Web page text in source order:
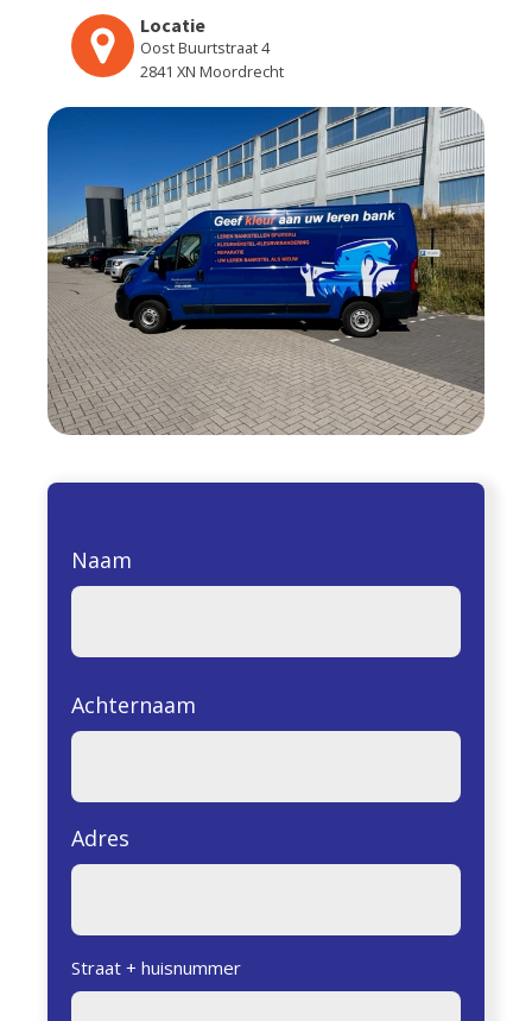
Locatie
Oost Buurtstraat 4
2841 XN Moordrecht
Naam
Achternaam
Adres
Straat + huisnummer